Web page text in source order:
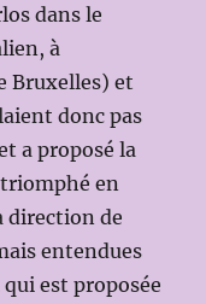
dans le
à
Bruxelles) et
donc pas
a proposé la
en
direction de
entendues
qui est proposée